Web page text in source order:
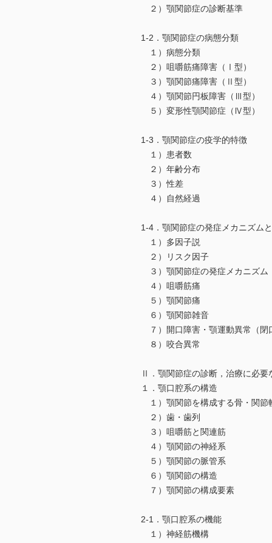
２）顎関節症の診断基準
1-2．顎関節症の病態分類
１）病態分類
２）咀嚼筋痛障害（Ⅰ型）
３）顎関節痛障害（Ⅱ型）
４）顎関節円板障害（Ⅲ型）
５）変形性顎関節症（Ⅳ型）
1-3．顎関節症の疫学的特徴
１）患者数
２）年齢分布
３）性差
４）自然経過
1-4．顎関節症の発症メカニズム
１）多因子説
２）リスク因子
３）顎関節症の発症メカニズム
４）咀嚼筋痛
５）顎関節痛
６）顎関節雑音
７）開口障害・顎運動異常（閉
８）咬合異常
Ⅱ．顎関節症の診断，治療に必要
１．顎口腔系の構造
１）顎関節を構成する骨・関節
２）歯・歯列
３）咀嚼筋と関連筋
４）顎関節の神経系
５）顎関節の脈管系
６）顎関節の構造
７）顎関節の構成要素
2-1．顎口腔系の機能
１）神経筋機構